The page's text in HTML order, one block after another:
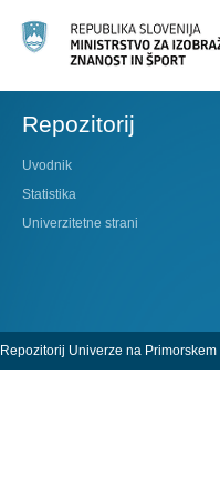
Repozitorij
Uvodnik
Statistika
Univerzitetne strani
Repozitorij Univerze na Primorskem |